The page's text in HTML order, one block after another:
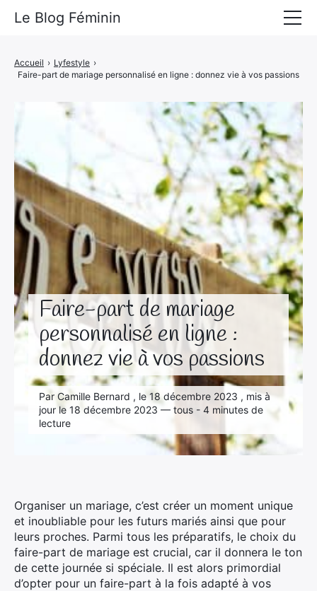
Faire-part de mariage
personnalisé en ligne :
donnez vie à vos passions
Par Camille Bernard , le 18 décembre 2023 , mis à
jour le 18 décembre 2023 — tous - 4 minutes de
lecture
Accueil › Lyfestyle ›
Faire-part de mariage personnalisé en ligne : donnez vie à vos passions
Organiser un mariage, c’est créer un moment unique
et inoubliable pour les futurs mariés ainsi que pour
leurs proches. Parmi tous les préparatifs, le choix du
faire-part de mariage est crucial, car il donnera le ton
de cette journée si spéciale. Il est alors primordial
d’opter pour un faire-part à la fois adapté à vos
Le Blog Féminin
Alimentation
Bien-être
Voyages
Déco & Maison
Amour